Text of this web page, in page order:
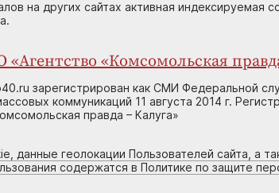
на других сайтах активная индексируемая
«Комсомольская
зарегистрирован как СМИ Федеральной
коммуникаций 11 августа 2014 г.
правда – Калуга»
данные геолокации Пользователей сайта, а
содержатся в Политике по защите